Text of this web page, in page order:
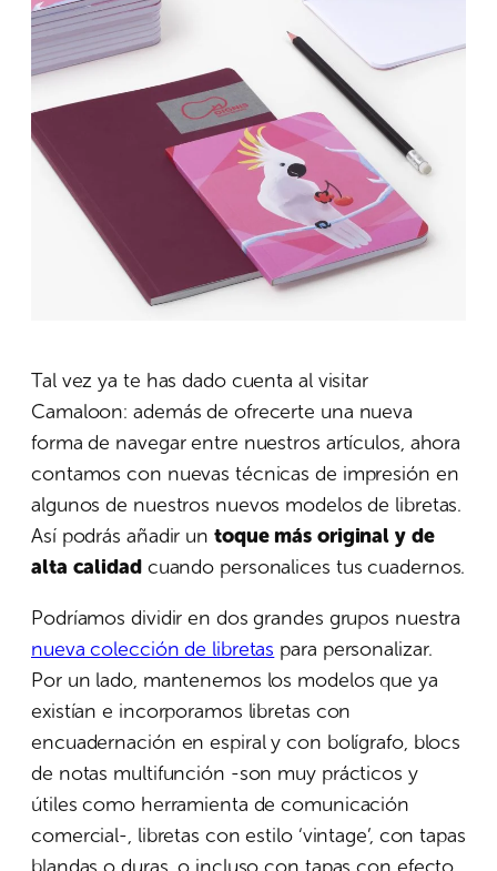
Tal vez ya te has dado cuenta al visitar
Camaloon: además de ofrecerte una nueva
forma de navegar entre nuestros artículos, ahora
contamos con nuevas técnicas de impresión en
algunos de nuestros nuevos modelos de libretas.
Así podrás añadir un toque más original y de
alta calidadcuando personalices tus cuadernos.
Podríamos dividir en dos grandes grupos nuestra
nueva colección de libretas para personalizar.
Por un lado, mantenemos los modelos que ya
existían e incorporamos libretas con
encuadernación en espiral y con bolígrafo, blocs
de notas multifunción -son muy prácticos y
útiles como herramienta de comunicación
comercial-, libretas con estilo ‘vintage’, con tapas